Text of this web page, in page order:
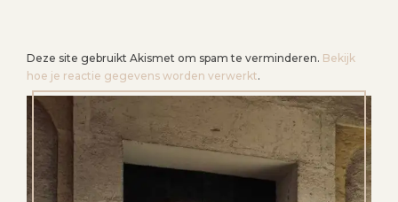
Deze site gebruikt Akismet om spam te verminderen. Bekijk
hoe je reactie gegevens worden verwerkt.